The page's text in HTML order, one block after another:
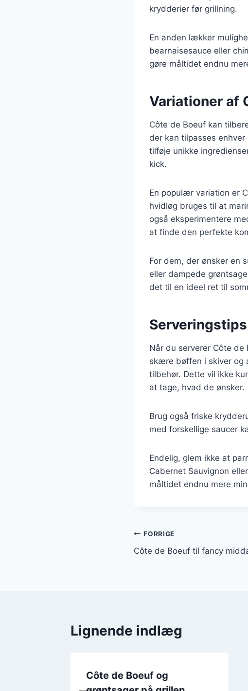
krydderier før grillning.
En anden lækker
bearnaisesauce eller
gøre måltidet endnu
Variationer af
Côte de Boeuf kan
der kan tilpasses
tilføje unikke
kick.
En populær variation er
hvidløg bruges til at
også eksperimentere
at finde den perfekte
For dem, der ønsker en
eller dampede
det til en ideel ret til
Når du serverer Côte
skære bøffen i skiver og
tilbehør. Dette vil ikke
at tage, hvad de ønsker.
Brug også friske
med forskellige saucer
Endelig, glem ikke at
Cabernet Sauvignon
måltidet endnu mere
Indlægsnavigation
FORRIGE
Côte de Boeuf til fancy
Lignende indlæg
Côte de Boeuf og